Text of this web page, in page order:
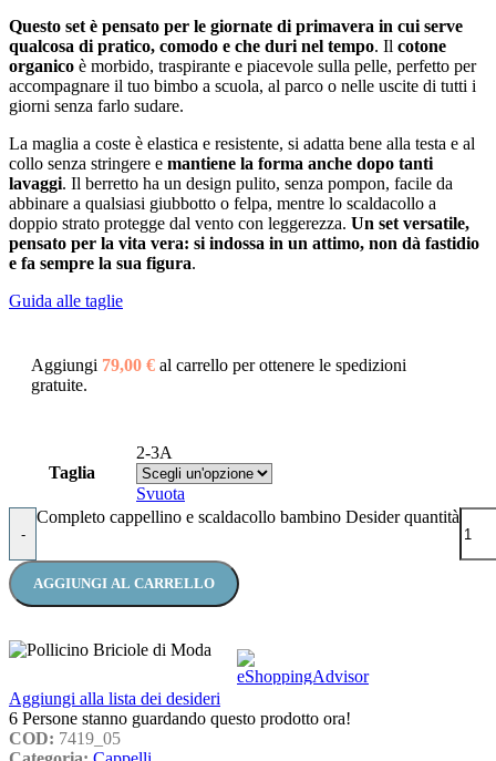
Questo set è pensato per le giornate di primavera in cui serve
qualcosa di pratico, comodo e che duri nel tempo. Il cotone
organico è morbido, traspirante e piacevole sulla pelle, perfetto per
accompagnare il tuo bimbo a scuola, al parco o nelle uscite di tutti i
giorni senza farlo sudare.
La maglia a coste è elastica e resistente, si adatta bene alla testa e al
collo senza stringere e mantiene la forma anche dopo tanti
lavaggi. Il berretto ha un design pulito, senza pompon, facile da
abbinare a qualsiasi giubbotto o felpa, mentre lo scaldacollo a
doppio strato protegge dal vento con leggerezza. Un set versatile,
pensato per la vita vera: si indossa in un attimo, non dà fastidio
e fa sempre la sua figura.
Guida alle taglie
Aggiungi 79,00 € al carrello per ottenere le spedizioni
gratuite.
Taglia
2-3A
Svuota
-
Completo cappellino e scaldacollo bambino Desider quantità
AGGIUNGI AL CARRELLO
Aggiungi alla lista dei desideri
6 Persone stanno guardando questo prodotto ora!
COD: 7419_05